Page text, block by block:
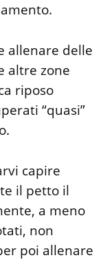
allenare delle
altre zone
riposo
“quasi”
capire
il petto il
a meno
non
poi allenare